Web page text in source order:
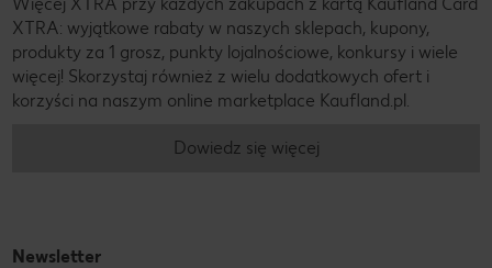
XTRA: wyjątkowe rabaty w naszych sklepach, kupony,
produkty za 1 grosz, punkty lojalnościowe, konkursy i wiele
więcej! Skorzystaj również z wielu dodatkowych ofert i
korzyści na naszym online marketplace Kaufland.pl.
Dowiedz się więcej
Newsletter